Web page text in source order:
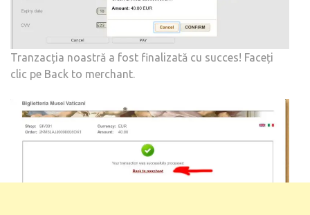
Tranzacția noastră a fost finalizată cu succes! Faceți
clic pe Back to merchant.